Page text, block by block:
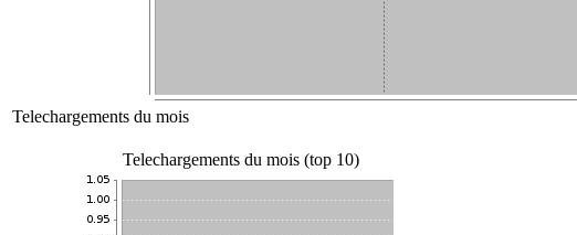
Telechargements du mois
Telechargements du mois (top 10)